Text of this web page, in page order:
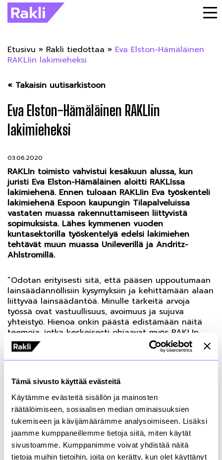
Tämä sivusto käyttää evästeitä
Käytämme evästeitä sisällön ja mainosten
räätälöimiseen, sosiaalisen median ominaisuuksien
tukemiseen ja kävijämäärämme analysoimiseen. Lisäksi
jaamme kumppaneillemme tietoja siitä, miten käytät
sivustoamme. Kumppanimme voivat yhdistää näitä
tietoja muihin tietoihin, joita on kerätty, kun olet käyttänyt
Etusivu » Rakli tiedottaa » Eva Elston-Hämäläinen
RAKLIin lakimieheksi
« Takaisin uutisarkistoon
Eva Elston-Hämäläinen RAKLIin
lakimieheksi
03.06.2020
RAKLIn toimisto vahvistui kesäkuun alussa, kun
juristi Eva Elston-Hämäläinen aloitti RAKLIssa
lakimiehenä. Ennen tuloaan RAKLIin Eva työskenteli
lakimiehenä Espoon kaupungin Tilapalveluissa
vastaten muassa rakennuttamiseen liittyvistä
sopimuksista. Lähes kymmenen vuoden
kuntasektorilla työskentelyä edelsi lakimiehen
tehtävät muun muassa Unileverillä ja Andritz-
Ahlstromillä.
”Odotan erityisesti sitä, että pääsen uppoutumaan
lainsäädännöllisiin kysymyksiin ja kehittämään alaan
liittyvää lainsäädäntöä. Minulle tärkeitä arvoja
työssä ovat vastuullisuus, avoimuus ja sujuva
yhteistyö. Hienoa onkin päästä edistämään näitä
teemoja, jotka keskeisesti ohjaavat myös RAKLIn
toimintaa.”
Lisätietoa:
Eva Elston-Hämäläinen
Lakimies, 043 825 6073, eva.elston-
hamalainen@rakli.fi